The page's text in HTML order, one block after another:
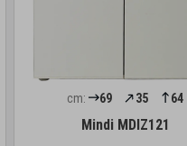
cm: 69 35 64
Mindi MDIZ121